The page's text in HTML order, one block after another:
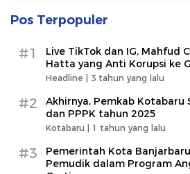
Pos Terpopuler
#1
Live TikTok dan IG, Mahfud
Hatta yang Anti Korupsi ke
Headline | 3 tahun yang lalu
#2
Akhirnya, Pemkab Kotabaru
dan PPPK tahun 2025
Kotabaru | 1 tahun yang lalu
#3
Pemerintah Kota
Pemudik dalam Program